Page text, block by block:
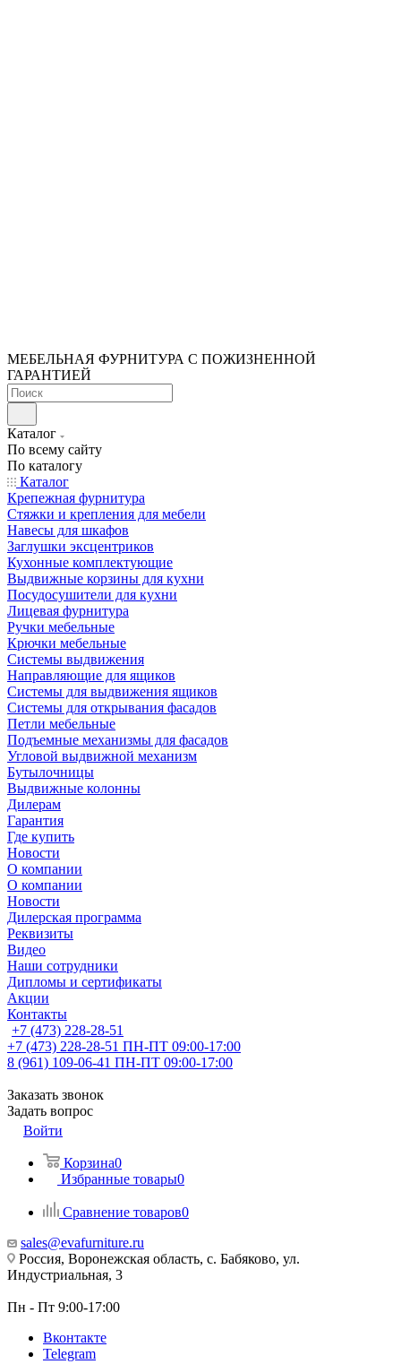
МЕБЕЛЬНАЯ ФУРНИТУРА С ПОЖИЗНЕННОЙ
ГАРАНТИЕЙ
Каталог
По всему сайту
По каталогу
Каталог
Крепежная фурнитура
Стяжки и крепления для мебели
Навесы для шкафов
Заглушки эксцентриков
Кухонные комплектующие
Выдвижные корзины для кухни
Посудосушители для кухни
Лицевая фурнитура
Ручки мебельные
Крючки мебельные
Системы выдвижения
Направляющие для ящиков
Системы для выдвижения ящиков
Системы для открывания фасадов
Петли мебельные
Подъемные механизмы для фасадов
Угловой выдвижной механизм
Бутылочницы
Выдвижные колонны
Дилерам
Гарантия
Где купить
Новости
О компании
О компании
Новости
Дилерская программа
Реквизиты
Видео
Наши сотрудники
Дипломы и сертификаты
Акции
Контакты
+7 (473) 228-28-51
+7 (473) 228-28-51 ПН-ПТ 09:00-17:00
8 (961) 109-06-41 ПН-ПТ 09:00-17:00
Заказать звонок
Задать вопрос
Войти
Корзина0
Избранные товары0
Сравнение товаров0
sales@evafurniture.ru
Россия, Воронежская область, с. Бабяково, ул.
Индустриальная, 3
Пн - Пт 9:00-17:00
Вконтакте
Telegram